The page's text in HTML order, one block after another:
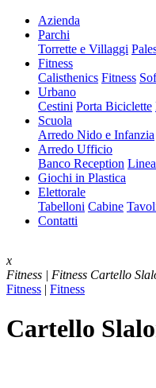
Azienda
Parchi
Torrette e Villaggi
Fitness
Calisthenics Fitness
Urbano
Cestini Porta Biciclette
Scuola
Arredo Nido e Infanzia
Arredo Ufficio
Banco Reception
Giochi in Plastica
Elettorale
Tabelloni Cabine
Contatti
x
Fitness | Fitness Cartello
Fitness | Fitness
Cartello